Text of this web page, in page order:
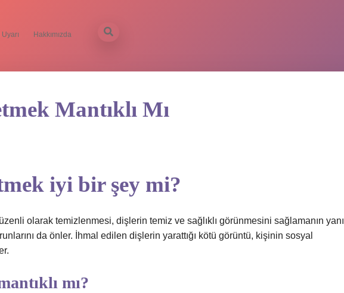
Hakkımızda
Mantıklı Mı
iyi bir şey mi?
olarak temizlenmesi, dişlerin temiz ve sağlıklı görünmesini sağlamanın yanı
da önler. İhmal edilen dişlerin yarattığı kötü görüntü, kişinin sosyal
mı?